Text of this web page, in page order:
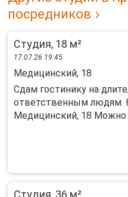
посредников
Студия, 18 м²
17.07.26 19:45
Медицинский, 18
Сдам гостинику на
ответственным людям.
Медицинский, 18 Можно
Студия, 36 м²